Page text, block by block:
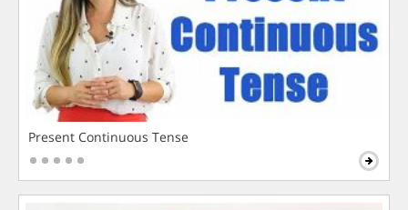
Present Continuous Tense